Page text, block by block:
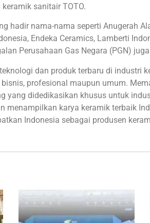
sanitair TOTO.
hadir nama-nama seperti Anugerah
Endeka Ceramics, Lamberti
Perusahaan Gas Negara (PGN)
dan produk terbaru di industri
profesional maupun umum.
yang didedikasikan khusus untuk
menampilkan karya keramik terbaik
Indonesia sebagai produsen